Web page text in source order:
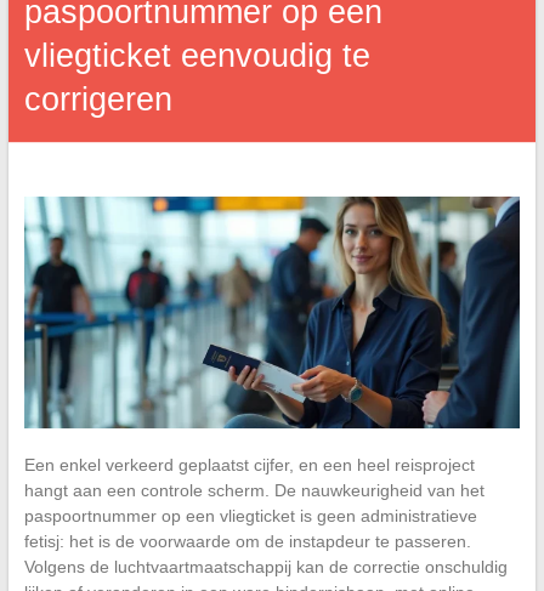
paspoortnummer op een
vliegticket eenvoudig te
corrigeren
Een enkel verkeerd geplaatst cijfer, en een heel reisproject
hangt aan een controle scherm. De nauwkeurigheid van het
paspoortnummer op een vliegticket is geen administratieve
fetisj: het is de voorwaarde om de instapdeur te passeren.
Volgens de luchtvaartmaatschappij kan de correctie onschuldig